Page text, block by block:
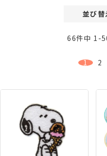
並び替
価格が
登録
レビュ
66件中 1 -
1 2